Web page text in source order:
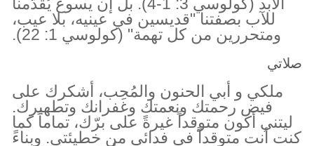
للآب بصفتنا "قديسين في عينيه، بلا عيب،
ومتحررين من كل تهمة" (كولوسي 1: 22).
صلاتي
ملكي و أبي الحنون والمُحِب، أشكرك على
فيض رحمتك ونعمتك وغفرانك وتطهيرك.
ليتني أكون متوقداً غيرةً على برّك، تماماً كما
كنت أنت متوقداً في فدائي من خطيئتي. وبناءً